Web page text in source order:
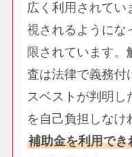
広く利用されてい
視されるようにな
限されています。
査は法律で義務付
スベストが判明し
を自己負担しなけ
補助金を利用でき